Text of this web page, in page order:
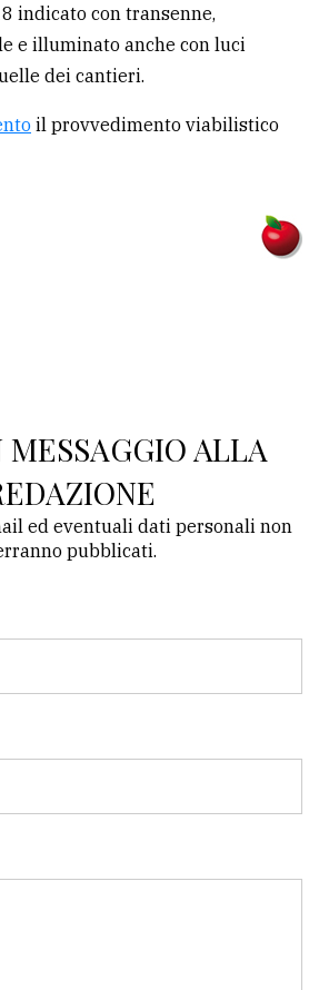
indicato con transenne,
e illuminato anche con luci
dei cantieri.
il provvedimento viabilistico
ALLA
ed eventuali dati personali non
pubblicati.